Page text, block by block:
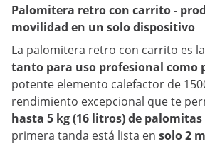
Palomitera retro con carrito -
movilidad en un solo dispositivo
La palomitera retro con carrito es
tanto para uso profesional como
potente elemento calefactor de
rendimiento excepcional que te
hasta 5 kg (16 litros) de
primera tanda está lista en solo 2